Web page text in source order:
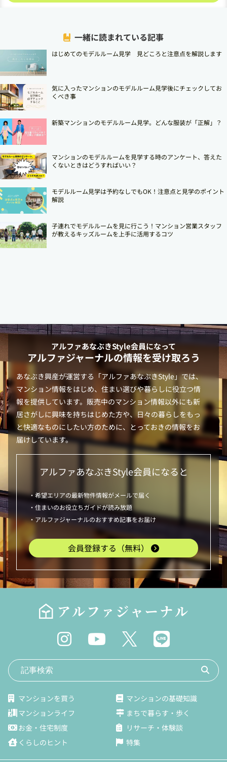
一緒に読まれている記事
はじめてのモデルルーム見学 見どころと注意点を解説します
気に入ったマンションのモデルルーム見学後にチェックしてお
くべき事
新築マンションのモデルルーム見学。どんな服装が「正解」？
マンションのモデルルームを見学する時のアンケート、答えた
くないときはどうすればいい？
モデルルーム見学は予約なしでもOK！注意点と見学のポイント
解説
子連れでモデルルームを見に行こう！マンション営業スタッフ
が教えるキッズルームを上手に活用するコツ
アルファあなぶきStyle会員になって
アルファジャーナルの情報を受け取ろう
あなぶき興産が運営する「アルファあなぶきStyle」では、
マンション情報をはじめ、住まい選びや暮らしに役立つ情
報を提供しています。販売中のマンション情報以外にも新
居さがしに興味を持ちはじめた方や、日々の暮らしをもっ
と快適なものにしたい方のために、とっておきの情報をお
届けしています。
アルファあなぶきStyle会員になると
・希望エリアの最新物件情報がメールで届く
・住まいのお役立ちガイドが読み放題
・アルファジャーナルのおすすめ記事をお届け
会員登録する（無料）
マンションを買う
マンションの基礎知識
マンションライフ
まちで暮らす・歩く
お金・住宅制度
リサーチ・体験談
くらしのヒント
特集